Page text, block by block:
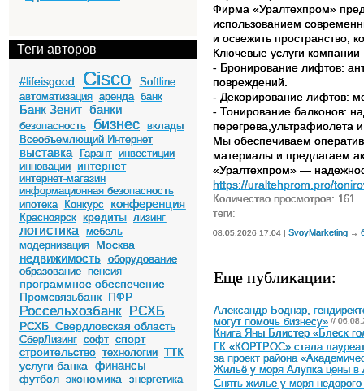
Теги авторов
#lifeisgood Cisco
Softline
автоматизация аренда банк
Банк Зенит банки
безопасность бизнес
вклады
Всеобъемлющий Интернет
выставка Гарант инвестиции
инновации
интернет
интернет-магазин
информационная безопасность
ипотека
Конкурс конференция
Красноярск кредиты лизинг
логистика
мебель
модернизация
Москва
недвижимость оборудование
образование пенсия
программное обеспечение
Промсвязьбанк ПФР
Россельхозбанк РСХБ
РСХБ_Свердловская область
СберЛизинг софт спорт
строительство технологии ТТК
услуги банка финансы
футбол экономика энергетика
Фирма «Уралтехпром»
использованием
и освежить пространство,
Ключевые услуги компании
- Бронирование лифтов:
повреждений.
- Декорирование лифтов:
- Тонирование балконов:
перегрева,ультрафиолета
Мы обеспечиваем
материалы и предлагаем
«Уралтехпром» —
https://uraltehprom.pro/
Количество просмотров: 161
теги:
08.05.2026 17:04 | SvoyMarketing →
Еще публикации:
Александр Боднар,
могут помочь бизнесу» //
Книга Яны Блистер «Блеск
ГК «КОРТРОС» стала
за проект района
Жильё у моря Алупка цены в
Снять жилье у моря